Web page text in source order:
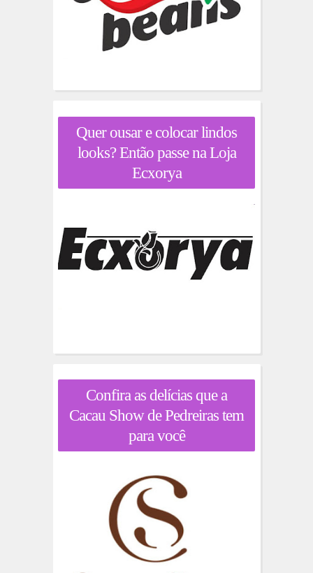
Quer ousar e colocar lindos
looks? Então passe na Loja
Ecxorya
Confira as delícias que a
Cacau Show de Pedreiras tem
para você